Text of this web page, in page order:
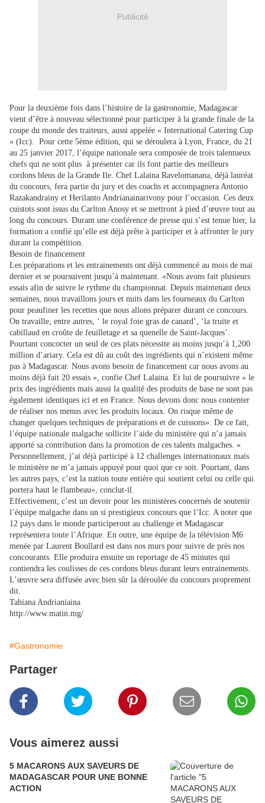
Publicité
Pour la deuxième fois dans l’histoire de la gastronomie, Madagascar
vient d’être à nouveau sélectionné pour participer à la grande finale de la
coupe du monde des traiteurs, aussi appelée « International Catering Cup
» (Icc). Pour cette 5ème édition, qui se déroulera à Lyon, France, du 21
au 25 janvier 2017, l’équipe nationale sera composée de trois talentueux
chefs qui ne sont plus à présenter car ils font partie des meilleurs
cordons bleus de la Grande Ile. Chef Lalaina Ravelomanana, déjà lauréat
du concours, fera partie du jury et des coachs et accompagnera Antonio
Razakandrainy et Herilanto Andrianainarivony pour l’occasion. Ces deux
cuistots sont issus du Carlton Anosy et se mettront à pied d’œuvre tout au
long du concours. Durant une conférence de presse qui s’est tenue hier, la
formation a confié qu’elle est déjà prête à participer et à affronter le jury
durant la compétition.
Besoin de financement
Les préparations et les entrainements ont déjà commencé au mois de mai
dernier et se poursuivent jusqu’à maintenant. «Nous avons fait plusieurs
essais afin de suivre le rythme du championnat. Depuis maintenant deux
semaines, nous travaillons jours et nuits dans les fourneaux du Carlton
pour peaufiner les recettes que nous allons préparer durant ce concours.
On travaille, entre autres, ‘ le royal foie gras de canard’, ‘la truite et
cabillaud en croûte de feuilletage et sa quenelle de Saint-Jacques’.
Pourtant concocter un seul de ces plats nécessite au moins jusqu’à 1,200
million d’ariary. Cela est dû au coût des ingrédients qui n’existent même
pas à Madagascar. Nous avons besoin de financement car nous avons au
moins déjà fait 20 essais », confie Chef Lalaina. Et lui de poursuivre « le
prix des ingrédients mais aussi la qualité des produits de base ne sont pas
également identiques ici et en France. Nous devons donc nous contenter
de réaliser nos menus avec les produits locaux. On risque même de
changer quelques techniques de préparations et de cuissons». De ce fait,
l’équipe nationale malgache sollicite l’aide du ministère qui n’a jamais
apporté sa contribution dans la promotion de ces talents malgaches. «
Personnellement, j’ai déjà participé à 12 challenges internationaux mais
le ministère ne m’a jamais appuyé pour quoi que ce soit. Pourtant, dans
les autres pays, c’est la nation toute entière qui soutient celui ou celle qui
portera haut le flambeau», conclut-il.
Effectivement, c’est un devoir pour les ministères concernés de soutenir
l’équipe malgache dans un si prestigieux concours que l’Icc. A noter que
12 pays dans le monde participeront au challenge et Madagascar
représentera toute l’Afrique. En outre, une équipe de la télévision M6
menée par Laurent Boullard est dans nos murs pour suivre de près nos
concourants. Elle produira ensuite un reportage de 45 minutes qui
contiendra les coulisses de ces cordons bleus durant leurs entrainements.
L’œuvre sera diffusée avec bien sûr la déroulée du concours proprement
dit.
Tahiana Andrianiaina
http://www.matin.mg/
#Gastronomie
Partager
Vous aimerez aussi
5 MACARONS AUX SAVEURS DE
MADAGASCAR POUR UNE BONNE
ACTION